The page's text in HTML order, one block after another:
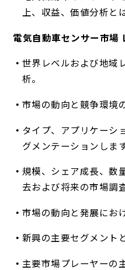
上、収益、価値分析と
電気自動車センサー市場
世界レベルおよび地域
析。
市場の動向と競争環境
タイプ、アプリケーシ
グメンテーションします
規模、シェア成長、数
去および将来の市場調査
市場の動向と発展にお
新興の主要セグメント
主要市場プレーヤーの